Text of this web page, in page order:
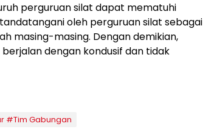
perguruan silat dapat mematuhi
oleh perguruan silat sebagai
masing-masing. Dengan demikian,
dengan kondusif dan tidak
#Tim Gabungan